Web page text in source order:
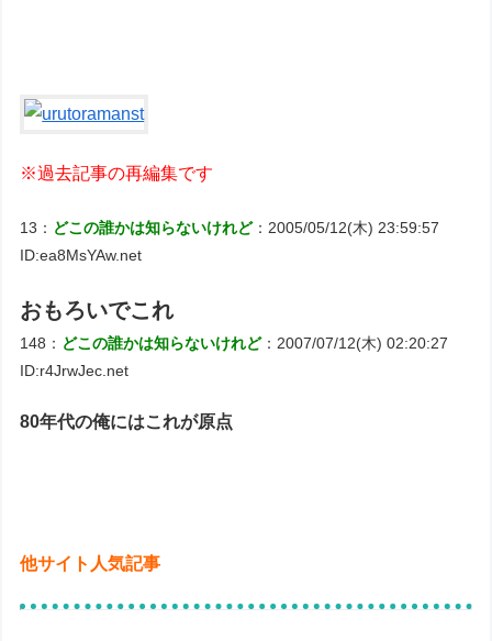
※過去記事の再編集です
13： どこの誰かは知らないけれど：2005/05/12(木) 23:59:57
ID:ea8MsYAw.net
おもろいでこれ
148： どこの誰かは知らないけれど：2007/07/12(木) 02:20:27
ID:r4JrwJec.net
80年代の俺にはこれが原点
他サイト人気記事